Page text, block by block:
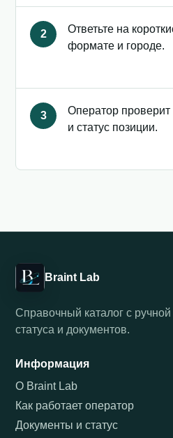
2
Ответьте на
формате и городе.
3
Оператор
и статус позиции.
Braint Lab
Справочный каталог с
статуса и документов.
Информация
О Braint Lab
Как работает оператор
Документы и статус